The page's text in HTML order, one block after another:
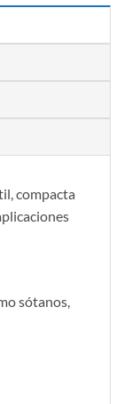
compacta
sótanos,